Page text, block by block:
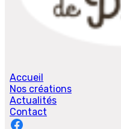
Accueil
Nos créations
Actualités
Contact